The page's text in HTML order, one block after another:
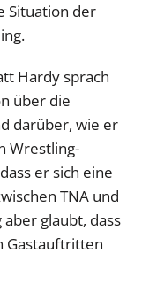
Situation der
Hardy sprach
über die
darüber, wie er
Wrestling-
er sich eine
TNA und
glaubt, dass
Gastauftritten